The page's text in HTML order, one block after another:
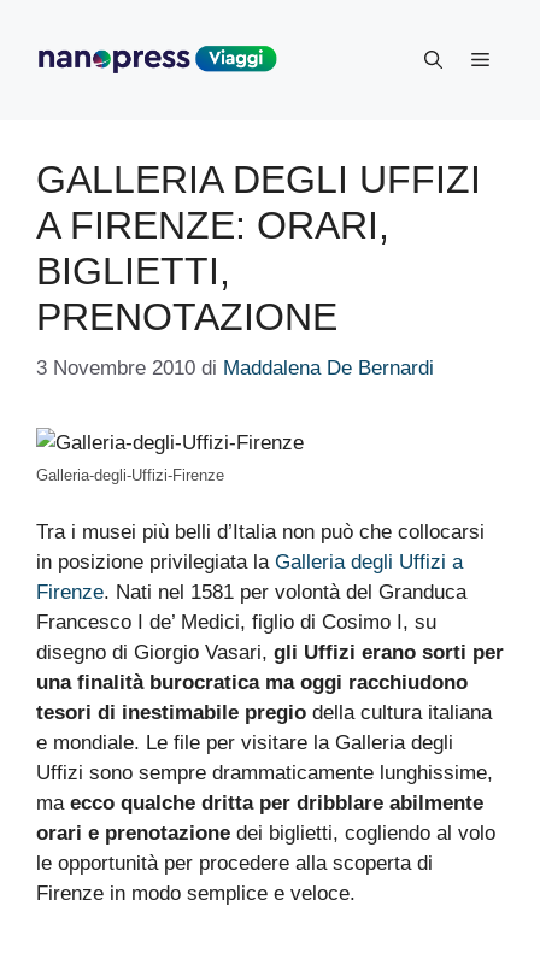
contenuto
Menu
GALLERIA DEGLI UFFIZI
A FIRENZE: ORARI,
BIGLIETTI,
PRENOTAZIONE
3 Novembre 2010 di Maddalena De Bernardi
Galleria-degli-Uffizi-Firenze
Tra i musei più belli d’Italia non può che collocarsi
in posizione privilegiata la Galleria degli Uffizi a
Firenze. Nati nel 1581 per volontà del Granduca
Francesco I de’ Medici, figlio di Cosimo I, su
disegno di Giorgio Vasari, gli Uffizi erano sorti per
una finalità burocratica ma oggi racchiudono
tesori di inestimabile pregio della cultura italiana
e mondiale. Le file per visitare la Galleria degli
Uffizi sono sempre drammaticamente lunghissime,
ma ecco qualche dritta per dribblare abilmente
orari e prenotazione dei biglietti, cogliendo al volo
le opportunità per procedere alla scoperta di
Firenze in modo semplice e veloce.